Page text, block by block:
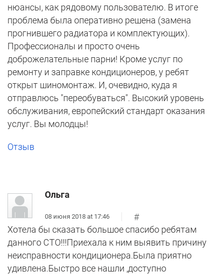
нюансы, как рядовому пользователю. В итоге
проблема была оперативно решена (замена
прогнившего радиатора и комплектующих).
Профессионалы и просто очень
доброжелательные парни! Кроме услуг по
ремонту и заправке кондиционеров, у ребят
открыт шиномонтаж. И, очевидно, куда я
отправлюсь "переобуваться". Высокий уровень
обслуживания, европейский стандарт оказания
услуг. Вы молодцы!
Отзыв
Ольга
08 июня 2018 at 17:46
#
Хотела бы сказать большое спасибо ребятам
данного СТО!!!Приехала к ним выявить причину
неисправности кондиционера.Была приятно
удивлена.Быстро все нашли ,доступно